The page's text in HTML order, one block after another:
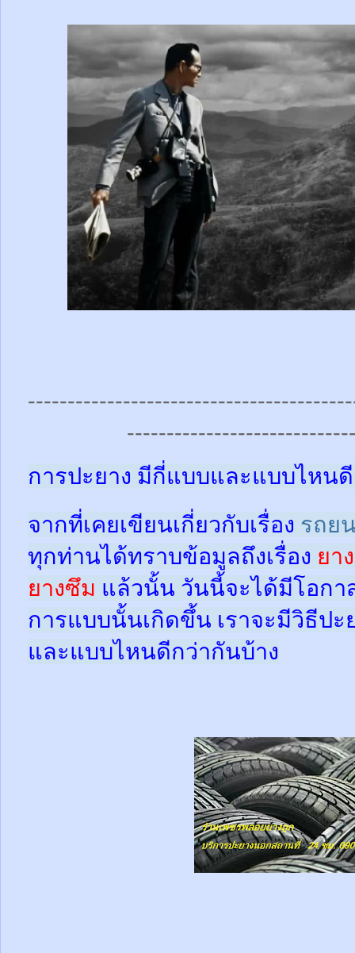
การปะยาง มีกี่แบบและแบบไหน
จากที่เคยเขียนเกี่ยวกับเรื่อง รถย
ทุกท่านได้ทราบข้อมูลถึงเรื่อง ยา
ยางซึม แล้วนั้น วันนี้จะได้มีโอกา
การแบบนั้นเกิดขึ้น เราจะมีวิธีปะ
และแบบไหนดีกว่ากันบ้าง